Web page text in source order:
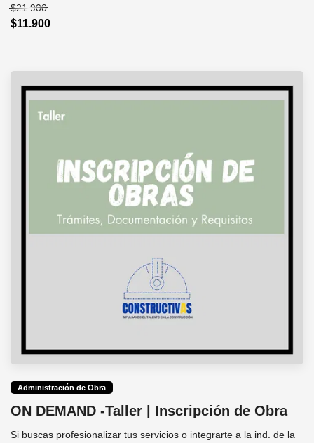
$21.900
$11.900
Administración de Obra
ON DEMAND -Taller | Inscripción de Obra
Si buscas profesionalizar tus servicios o integrarte a la ind. de la